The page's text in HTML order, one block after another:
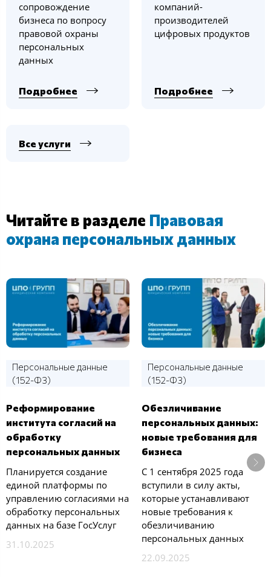
сопровождение
бизнеса по вопросу
правовой охраны
персональных
данных
Подробнее
компаний-
производителей
цифровых продуктов
Подробнее
Все услуги
Читайте в разделе Правовая
охрана персональных данных
Персональные данные
(152-ФЗ)
Реформирование
института согласий на
обработку
персональных данных
Планируется создание
единой платформы по
управлению согласиями на
обработку персональных
данных на базе ГосУслуг
31.10.2025
Персональные данные
(152-ФЗ)
Обезличивание
персональных данных:
новые требования для
бизнеса
С 1 сентября 2025 года
вступили в силу акты,
которые устанавливают
новые требования к
обезличиванию
персональных данных
22.09.2025